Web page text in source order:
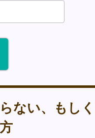
ない、もし